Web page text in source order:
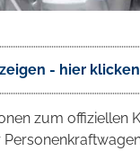
- hier
zum offiziellen